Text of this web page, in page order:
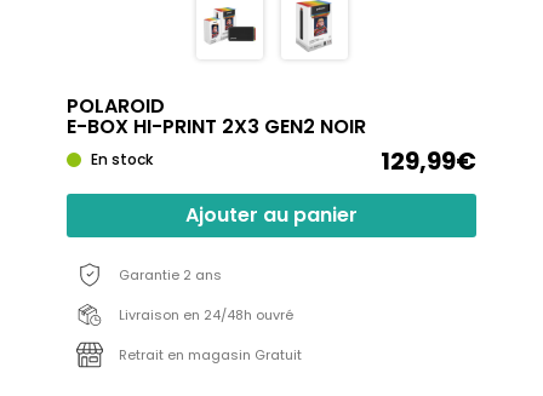
POLAROID
E-BOX HI-PRINT 2X3 GEN2 NOIR
En stock 129,99€
Ajouter au panier
Garantie 2 ans
Livraison en 24/48h ouvré
Retrait en magasin Gratuit